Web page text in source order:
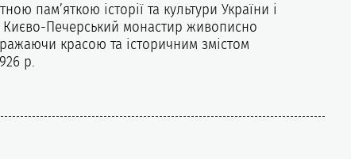
пам’яткою історії та культури України і
Києво-Печерський монастир живописно
красою та історичним змістом
р.